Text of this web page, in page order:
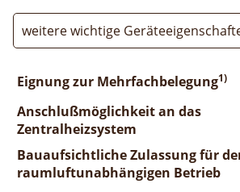
weitere wichtige
Eignung zur Mehrfachbelegung1)
Anschlußmöglichkeit an das
Zentralheizsystem
Bauaufsichtliche Zulassung für
raumluftunabhängigen Betrieb